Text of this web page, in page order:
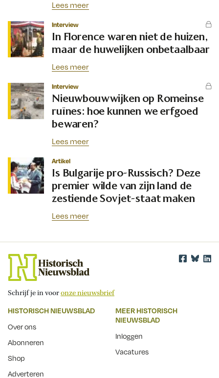
Lees meer
Interview
In Florence waren niet de huizen,
maar de huwelijken onbetaalbaar
Lees meer
Interview
Nieuwbouwwijken op Romeinse
ruïnes: hoe kunnen we erfgoed
bewaren?
Lees meer
Artikel
Is Bulgarije pro-Russisch? Deze
premier wilde van zijn land de
zestiende Sovjet-staat maken
Lees meer
Schrijf je in vooronze nieuwsbrief
HISTORISCH NIEUWSBLAD
Over ons
Abonneren
Shop
Adverteren
MEER HISTORISCH
NIEUWSBLAD
Inloggen
Vacatures